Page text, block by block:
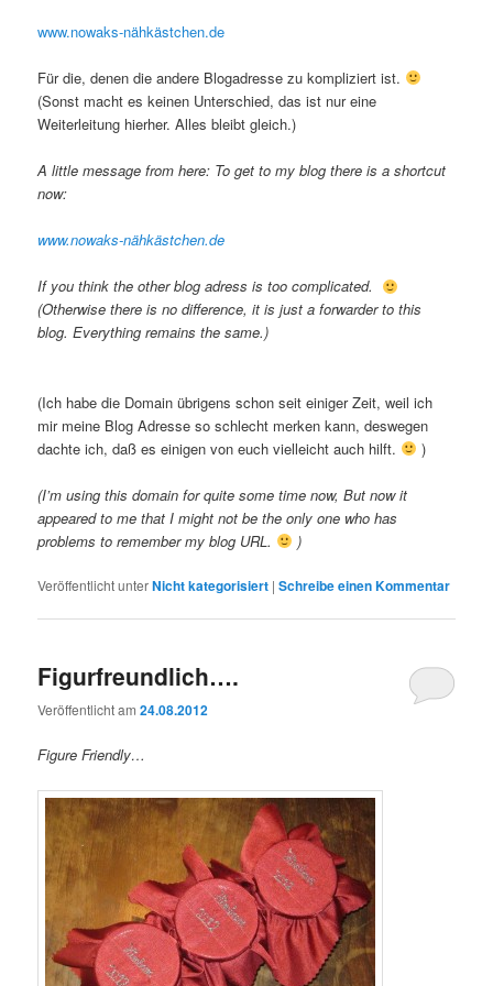
www.nowaks-nähkästchen.de
Für die, denen die andere Blogadresse zu kompliziert ist.
(Sonst macht es keinen Unterschied, das ist nur eine
Weiterleitung hierher. Alles bleibt gleich.)
A little message from here: To get to my blog there is a shortcut
now:
www.nowaks-nähkästchen.de
If you think the other blog adress is too complicated.
(Otherwise there is no difference, it is just a forwarder to this
blog. Everything remains the same.)
(Ich habe die Domain übrigens schon seit einiger Zeit, weil ich
mir meine Blog Adresse so schlecht merken kann, deswegen
dachte ich, daß es einigen von euch vielleicht auch hilft.
)
(I’m using this domain for quite some time now, But now it
appeared to me that I might not be the only one who has
problems to remember my blog URL.
)
Veröffentlicht unterNicht kategorisiert |Schreibe einen Kommentar
Figurfreundlich….
Veröffentlicht am24.08.2012
Figure Friendly…